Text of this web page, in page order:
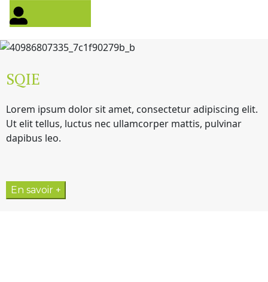
SQIE
Lorem ipsum dolor sit amet, consectetur adipiscing elit.
Ut elit tellus, luctus nec ullamcorper mattis, pulvinar
dapibus leo.
En savoir +